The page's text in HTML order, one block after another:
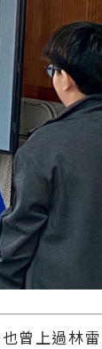
曾上過林